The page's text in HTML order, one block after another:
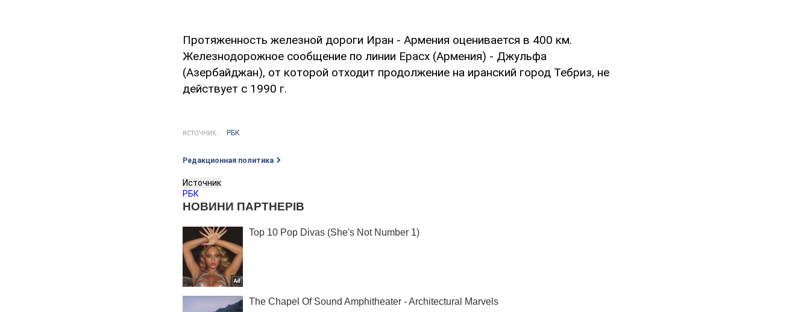
Протяженность железной дороги Иран - Армения оценивается в 400 км.
Железнодорожное сообщение по линии Ерасх (Армения) - Джульфа
(Азербайджан), от которой отходит продолжение на иранский город Тебриз, не
действует с 1990 г.
ИСТОЧНИК: РБК
Редакционная политика
Источник
РБК